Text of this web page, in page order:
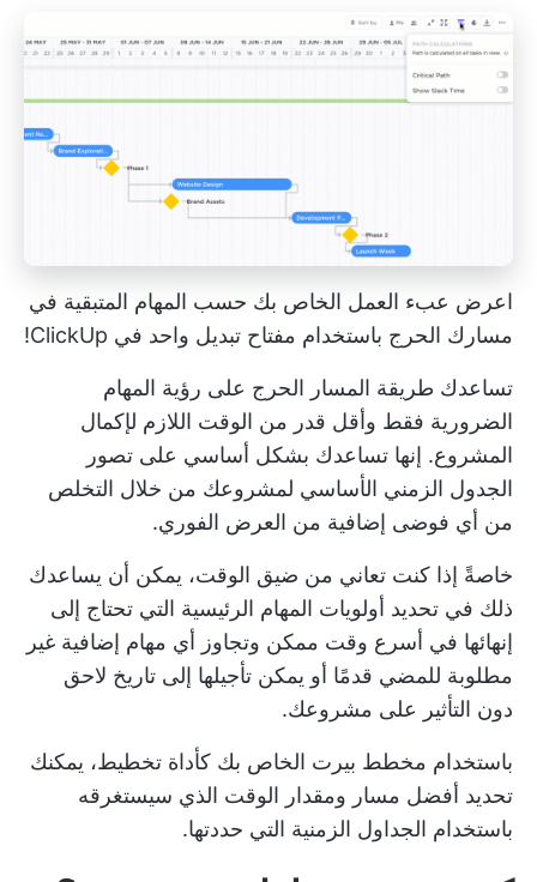
اعرض عبء العمل الخاص بك حسب المهام المتبقية في
مسارك الحرج باستخدام مفتاح تبديل واحد في ClickUp!
تساعدك طريقة المسار الحرج على رؤية المهام
الضرورية فقط وأقل قدر من الوقت اللازم لإكمال
المشروع. إنها تساعدك بشكل أساسي على تصور
الجدول الزمني الأساسي لمشروعك من خلال التخلص
من أي فوضى إضافية من العرض الفوري.
خاصةً إذا كنت تعاني من ضيق الوقت، يمكن أن يساعدك
ذلك في تحديد أولويات المهام الرئيسية التي تحتاج إلى
إنهائها في أسرع وقت ممكن وتجاوز أي مهام إضافية غير
مطلوبة للمضي قدمًا أو يمكن تأجيلها إلى تاريخ لاحق
دون التأثير على مشروعك.
باستخدام مخطط بيرت الخاص بك كأداة تخطيط، يمكنك
تحديد أفضل مسار ومقدار الوقت الذي سيستغرقه
باستخدام الجداول الزمنية التي حددتها.